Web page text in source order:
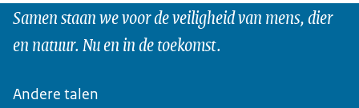
Samen staan we voor de veiligheid van mens, dier
en natuur. Nu en in de toekomst.
Andere talen